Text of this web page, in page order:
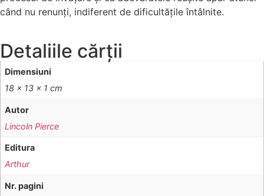
când nu renunți, indiferent de dificultățile întâlnite.
Detaliile cărții
Dimensiuni
18 × 13 × 1 cm
Autor
Lincoln Pierce
Editura
Arthur
Nr. pagini